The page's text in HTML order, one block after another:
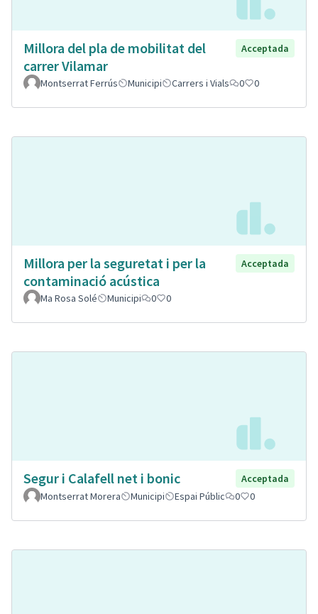
Millora del pla de mobilitat del
carrer Vilamar
Acceptada
Montserrat Ferrús Municipi Carrers i Vials 0 0
Millora per la seguretat i per la
contaminació acústica
Acceptada
Ma Rosa Solé Municipi 0 0
Segur i Calafell net i bonic
Acceptada
Montserrat Morera
Municipi Espai Públic 0 0